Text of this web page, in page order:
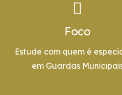
Foco
Estude com quem é
em Guardas